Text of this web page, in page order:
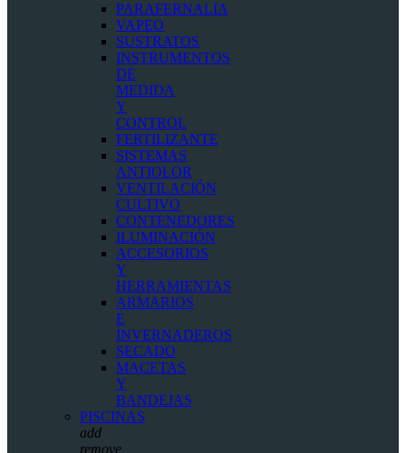
PARAFERNALIA
VAPEO
SUSTRATOS
INSTRUMENTOS
DE
MEDIDA
Y
CONTROL
FERTILIZANTE
SISTEMAS
ANTIOLOR
VENTILACIÓN
CULTIVO
CONTENEDORES
ILUMINACIÓN
ACCESORIOS
Y
HERRAMIENTAS
ARMARIOS
E
INVERNADEROS
SECADO
MACETAS
Y
BANDEJAS
PISCINAS
add
remove